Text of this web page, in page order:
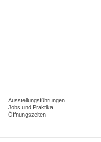
Ausstellungsführungen
Jobs und Praktika
Öffnungszeiten